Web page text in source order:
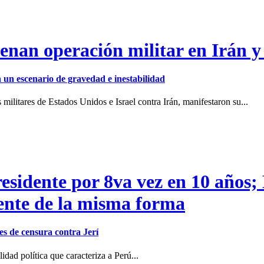
operación militar en Irán
escenario de gravedad e inestabilidad
de Estados Unidos e Israel contra Irán, manifestaron su...
por 8va vez en 10
de la misma forma
de censura contra Jerí
política que caracteriza a Perú...